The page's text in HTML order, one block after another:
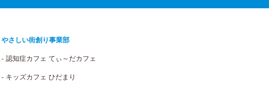
やさしい街創り事業部
- 認知症カフェ てぃ～だカフェ
- キッズカフェ ひだまり